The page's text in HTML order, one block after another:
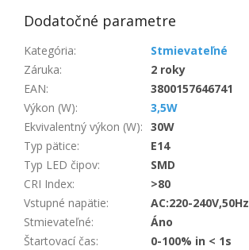
Dodatočné parametre
Kategória:
Stmievateľné
Záruka:
2 roky
EAN:
3800157646741
Výkon (W):
3,5W
Ekvivalentný výkon (W): 30W
Typ pätice:
E14
Typ LED čipov:
SMD
CRI Index:
>80
Vstupné napätie:
AC:220-240V,50Hz
Stmievateľné:
Áno
Štartovací čas:
0-100% in < 1s